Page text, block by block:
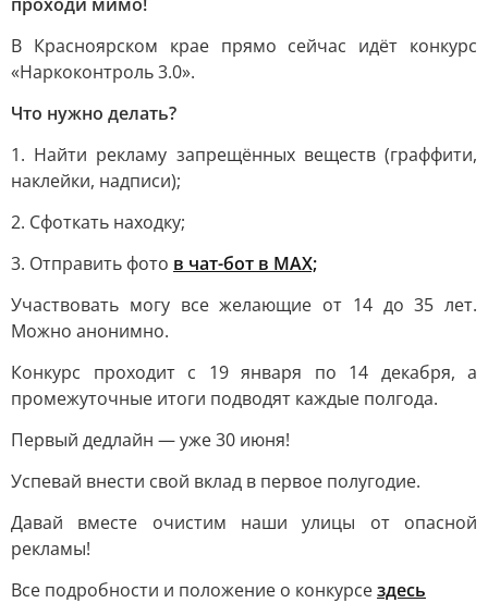
В Красноярском крае прямо сейчас идёт конкурс
«Наркоконтроль 3.0».
Что нужно делать?
1. Найти рекламу запрещённых веществ (граффити,
наклейки, надписи);
2. Сфоткать находку;
3. Отправить фото в чат-бот в MAX;
Участвовать могу все желающие от 14 до 35 лет.
Можно анонимно.
Конкурс проходит с 19 января по 14 декабря, а
промежуточные итоги подводят каждые полгода.
Первый дедлайн — уже 30 июня!
Успевай внести свой вклад в первое полугодие.
Давай вместе очистим наши улицы от опасной
рекламы!
Все подробности и положение о конкурсездесь